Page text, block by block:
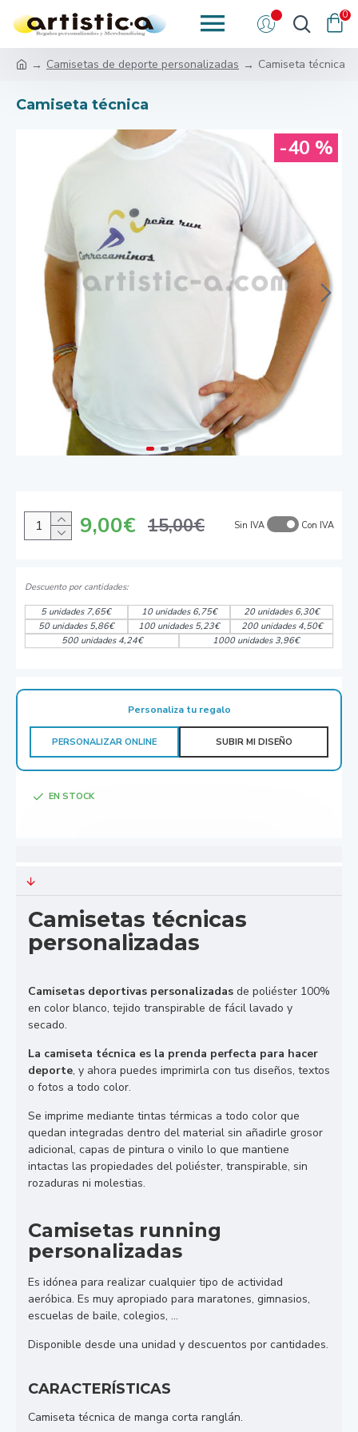
0
Camisetas de deporte personalizadas Camiseta técnica
Camiseta técnica
-40 %
9,00€ 15,00€ Sin IVA Con IVA
5 unidades 7,65€ 10 unidades 6,75€
20 unidades 6,30€
50 unidades 5,86€
100 unidades 5,23€
200 unidades 4,50€
500 unidades 4,24€
1000 unidades 3,96€
EN STOCK
Personaliza tu regalo
PERSONALIZAR ONLINE SUBIR MI DISEÑO
Camisetas técnicas
personalizadas
Camisetas deportivas personalizadas de poliéster 100%
en color blanco, tejido transpirable de fácil lavado y
secado.
La camiseta técnica es la prenda perfecta para hacer
deporte, y ahora puedes imprimirla con tus diseños, textos
o fotos a todo color.
Se imprime mediante tintas térmicas a todo color que
quedan integradas dentro del material sin añadirle grosor
adicional, capas de pintura o vinilo lo que mantiene
intactas las propiedades del poliéster, transpirable, sin
rozaduras ni molestias.
Camisetas running
personalizadas
Es idónea para realizar cualquier tipo de actividad
aeróbica. Es muy apropiado para maratones, gimnasios,
escuelas de baile, colegios, …
Disponible desde una unidad y descuentos por cantidades.
CARACTERÍSTICAS
Camiseta técnica de manga corta ranglán.